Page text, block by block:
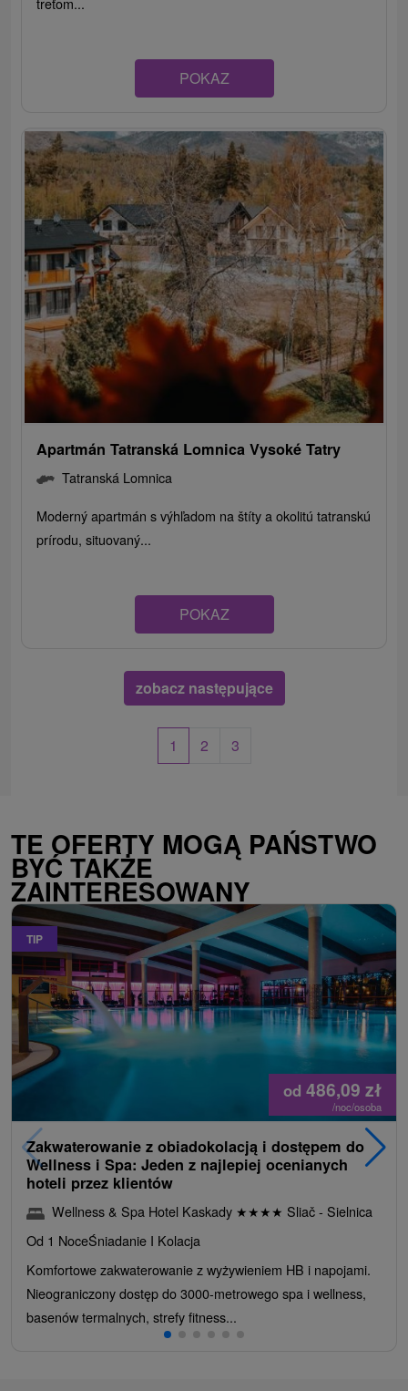
POKAZ
Apartmán Tatranská Lomnica Vysoké Tatry
Tatranská Lomnica
Moderný apartmán s výhľadom na štíty a okolitú tatranskú
prírodu, situovaný...
POKAZ
zobacz następujące
1 2 3
TE OFERTY MOGĄ PAŃSTWO
BYĆ TAKŻE
ZAINTERESOWANY
TIP
od 486,09 zł
/noc/osoba
Zakwaterowanie z obiadokolacją i dostępem do
Wellness i Spa: Jeden z najlepiej ocenianych
hoteli przez klientów
Wellness & Spa Hotel Kaskady ★★★★ Sliač - Sielnica
Od 1 NoceŚniadanie I Kolacja
Komfortowe zakwaterowanie z wyżywieniem HB i napojami.
Nieograniczony dostęp do 3000-metrowego spa i wellness,
basenów termalnych, strefy fitness...